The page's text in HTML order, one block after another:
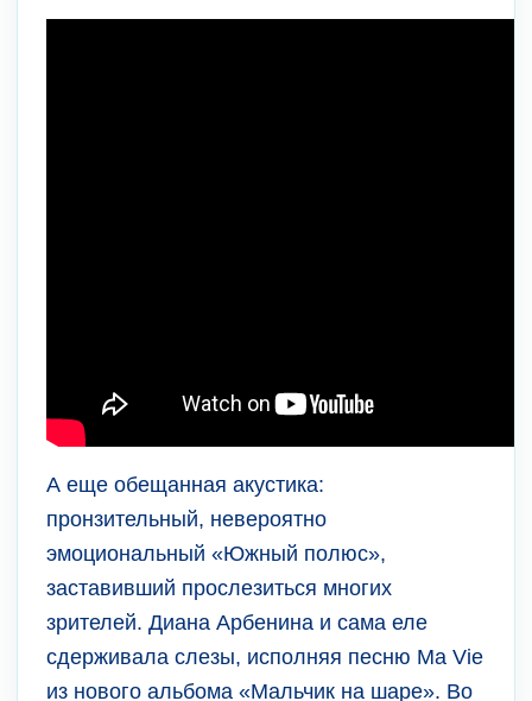
А еще обещанная акустика:
пронзительный, невероятно
эмоциональный «Южный полюс»,
заставивший прослезиться многих
зрителей. Диана Арбенина и сама еле
сдерживала слезы, исполняя песню Ma Vie
из нового альбома «Мальчик на шаре». Во